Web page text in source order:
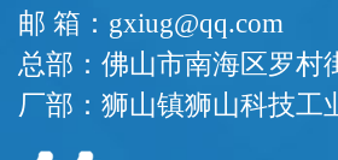
邮 箱：gxiug@qq.com
总部：佛山市南海区罗村
厂部：狮山镇狮山科技工